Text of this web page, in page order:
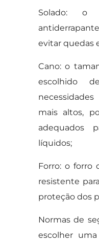
Solado: o
evitar quedas
Cano: o
escolhido
mais altos,
adequados
líquidos;
Forro: o forro
resistente
proteção dos
Normas de
escolher